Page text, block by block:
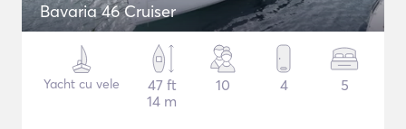
Bavaria 46 Cruiser
Yacht cu vele
47 ft
14 m
10 4 5